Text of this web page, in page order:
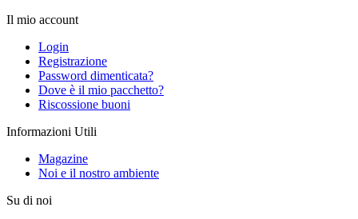
Il mio account
Login
Registrazione
Password dimenticata?
Dove è il mio pacchetto?
Riscossione buoni
Informazioni Utili
Magazine
Noi e il nostro ambiente
Su di noi